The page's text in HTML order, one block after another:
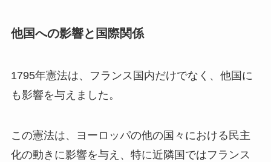
他国への影響と国際関係
1795年憲法は、フランス国内だけでなく、他国に
も影響を与えました。
この憲法は、ヨーロッパの他の国々における民主
化の動きに影響を与え、特に近隣国ではフランス